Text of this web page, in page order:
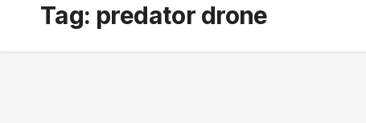
Tag: predator drone